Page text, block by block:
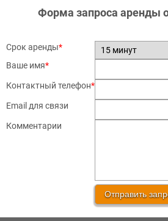
Форма запроса аренды
Срок аренды*
Ваше имя*
Контактный телефон*
Email для связи
Комментарии